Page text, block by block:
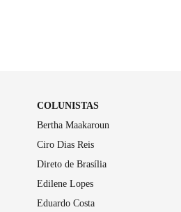
COLUNISTAS
Bertha Maakaroun
Ciro Dias Reis
Direto de Brasília
Edilene Lopes
Eduardo Costa